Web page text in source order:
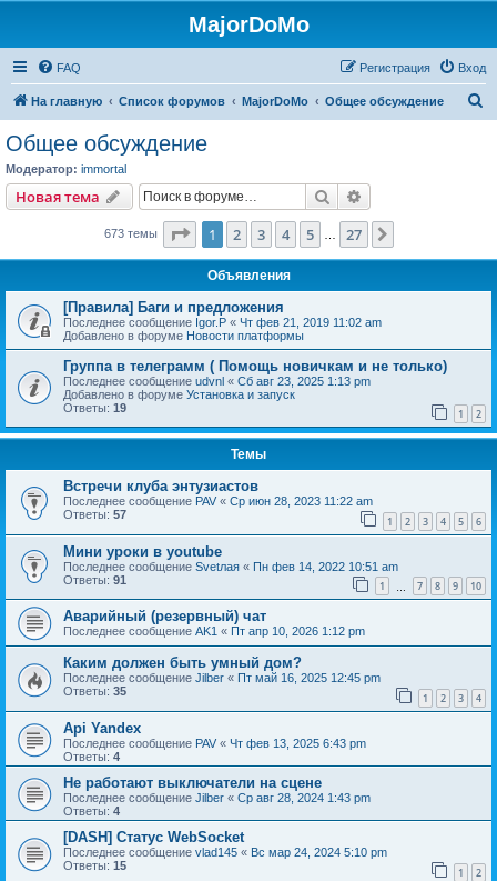
MajorDoMo
FAQ Вход
Регистрация
На главную Список форумов MajorDoMo Общее обсуждение
Общее обсуждение
Модератор: immortal
Новая тема Поиск
673 темы Страница из 27
1 2 3 4 5 27
Объявления
[Правила] Баги и предложения
Последнее сообщение Igor.P « Чт фев 21, 2019 11:02 am
Добавлено в форуме Новости платформы
Группа в телеграмм ( Помощь новичкам и не только)
Последнее сообщение udvnl « Сб авг 23, 2025 1:13 pm
Добавлено в форуме Установка и запуск
Ответы: 19 1 2
Темы
Встречи клуба энтузиастов
Последнее сообщение PAV « Ср июн 28, 2023 11:22 am
Ответы: 57 1 2 3 4 5 6
Мини уроки в youtube
Последнее сообщение Svetлая « Пн фев 14, 2022 10:51 am
Ответы: 91 1 7 8 9 10
Аварийный (резервный) чат
Последнее сообщение AK1 « Пт апр 10, 2026 1:12 pm
Каким должен быть умный дом?
Последнее сообщение Jilber « Пт май 16, 2025 12:45 pm
Ответы: 35 1 2 3 4
Api Yandex
Последнее сообщение PAV « Чт фев 13, 2025 6:43 pm
Ответы: 4
Не работают выключатели на сцене
Последнее сообщение Jilber « Ср авг 28, 2024 1:43 pm
Ответы: 4
[DASH] Статус WebSocket
Последнее сообщение vlad145 « Вс мар 24, 2024 5:10 pm
Ответы: 15 1 2